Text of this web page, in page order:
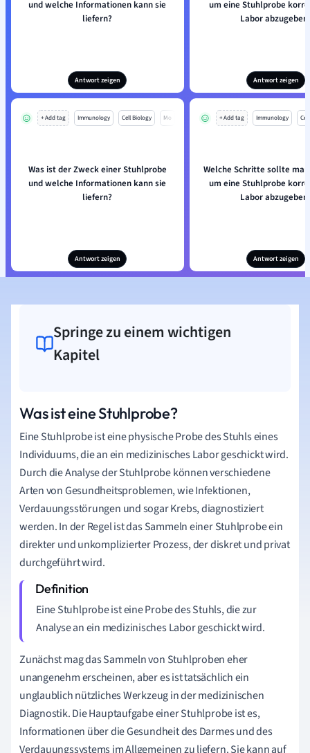
und welche Informationen kann sie
liefern?
Antwort zeigen
um eine Stuhlprobe
Labor
Antwort zeigen
+ Add tag Immunology Cell Biology Mo
Was ist der Zweck einer Stuhlprobe
und welche Informationen kann sie
liefern?
Antwort zeigen
+ Add tag Immunology
Welche Schritte sollte
um eine Stuhlprobe
Labor
Antwort zeigen
Springe zu einem wichtigen
Kapitel
Was ist eine Stuhlprobe?
Eine Stuhlprobe ist eine physische Probe des Stuhls eines
Individuums, die an ein medizinisches Labor geschickt wird.
Durch die Analyse der Stuhlprobe können verschiedene
Arten von Gesundheitsproblemen, wie Infektionen,
Verdauungsstörungen und sogar Krebs, diagnostiziert
werden. In der Regel ist das Sammeln einer Stuhlprobe ein
direkter und unkomplizierter Prozess, der diskret und privat
durchgeführt wird.
Eine Stuhlprobe ist eine Probe des Stuhls, die zur
Analyse an ein medizinisches Labor geschickt wird.
Zunächst mag das Sammeln von Stuhlproben eher
unangenehm erscheinen, aber es ist tatsächlich ein
unglaublich nützliches Werkzeug in der medizinischen
Diagnostik. Die Hauptaufgabe einer Stuhlprobe ist es,
Informationen über die Gesundheit des Darmes und des
Verdauungssystems im Allgemeinen zu liefern. Sie kann auf